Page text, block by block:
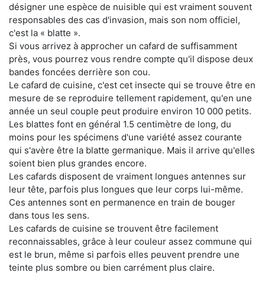
désigner une espèce de nuisible qui est vraiment souvent
responsables des cas d'invasion, mais son nom officiel,
c'est la « blatte ».
Si vous arrivez à approcher un cafard de suffisamment
près, vous pourrez vous rendre compte qu'il dispose deux
bandes foncées derrière son cou.
Le cafard de cuisine, c'est cet insecte qui se trouve être en
mesure de se reproduire tellement rapidement, qu'en une
année un seul couple peut produire environ 10 000 petits.
Les blattes font en général 1.5 centimètre de long, du
moins pour les spécimens d'une variété assez courante
qui s'avère être la blatte germanique. Mais il arrive qu'elles
soient bien plus grandes encore.
Les cafards disposent de vraiment longues antennes sur
leur tête, parfois plus longues que leur corps lui-même.
Ces antennes sont en permanence en train de bouger
dans tous les sens.
Les cafards de cuisine se trouvent être facilement
reconnaissables, grâce à leur couleur assez commune qui
est le brun, même si parfois elles peuvent prendre une
teinte plus sombre ou bien carrément plus claire.